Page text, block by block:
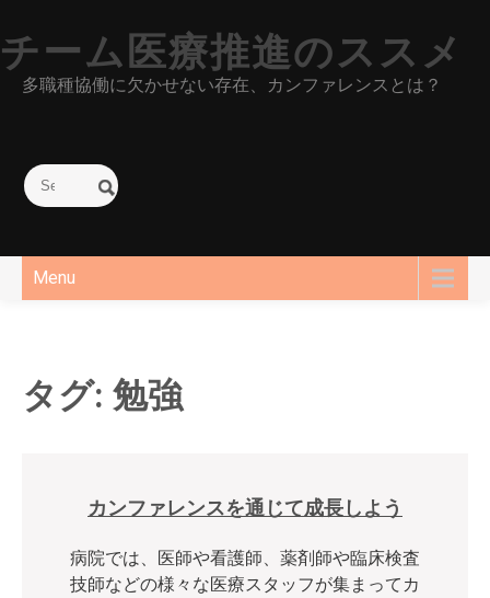
to
content
チーム医療推進のススメ
多職種協働に欠かせない存在、カンファレンスとは？
Menu
タグ: 勉強
カンファレンスを通じて成長しよう
病院では、医師や看護師、薬剤師や臨床検査
技師などの様々な医療スタッフが集まってカ